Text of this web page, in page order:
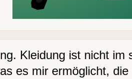
Kleidung ist nicht im
es mir ermöglicht,